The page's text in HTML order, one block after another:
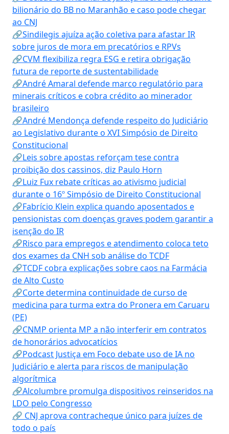
bilionário do BB no Maranhão e caso pode chegar
ao CNJ
🔗Sindilegis ajuíza ação coletiva para afastar IR
sobre juros de mora em precatórios e RPVs
🔗CVM flexibiliza regra ESG e retira obrigação
futura de reporte de sustentabilidade
🔗André Amaral defende marco regulatório para
minerais críticos e cobra crédito ao minerador
brasileiro
🔗André Mendonça defende respeito do Judiciário
ao Legislativo durante o XVI Simpósio de Direito
Constitucional
🔗Leis sobre apostas reforçam tese contra
proibição dos cassinos, diz Paulo Horn
🔗Luiz Fux rebate críticas ao ativismo judicial
durante o 16º Simpósio de Direito Constitucional
🔗Fabrício Klein explica quando aposentados e
pensionistas com doenças graves podem garantir a
isenção do IR
🔗Risco para empregos e atendimento coloca teto
dos exames da CNH sob análise do TCDF
🔗TCDF cobra explicações sobre caos na Farmácia
de Alto Custo
🔗Corte determina continuidade de curso de
medicina para turma extra do Pronera em Caruaru
(PE)
🔗CNMP orienta MP a não interferir em contratos
de honorários advocatícios
🔗Podcast Justiça em Foco debate uso de IA no
Judiciário e alerta para riscos de manipulação
algorítmica
🔗Alcolumbre promulga dispositivos reinseridos na
LDO pelo Congresso
🔗 CNJ aprova contracheque único para juízes de
todo o país